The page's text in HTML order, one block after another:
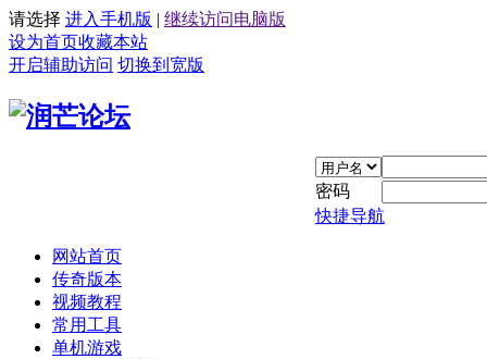
请选择 进入手机版 | 继续访问电脑版
设为首页收藏本站
开启辅助访问 切换到宽版
密码
快捷导航
网站首页
传奇版本
视频教程
常用工具
单机游戏